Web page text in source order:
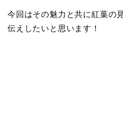
今回はその魅力と共に紅葉の
伝えしたいと思います！